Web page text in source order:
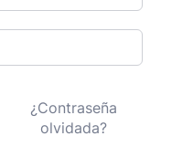
¿Contraseña
olvidada?